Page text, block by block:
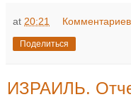
at 20:21
Поделиться
ИЗРАИЛЬ.